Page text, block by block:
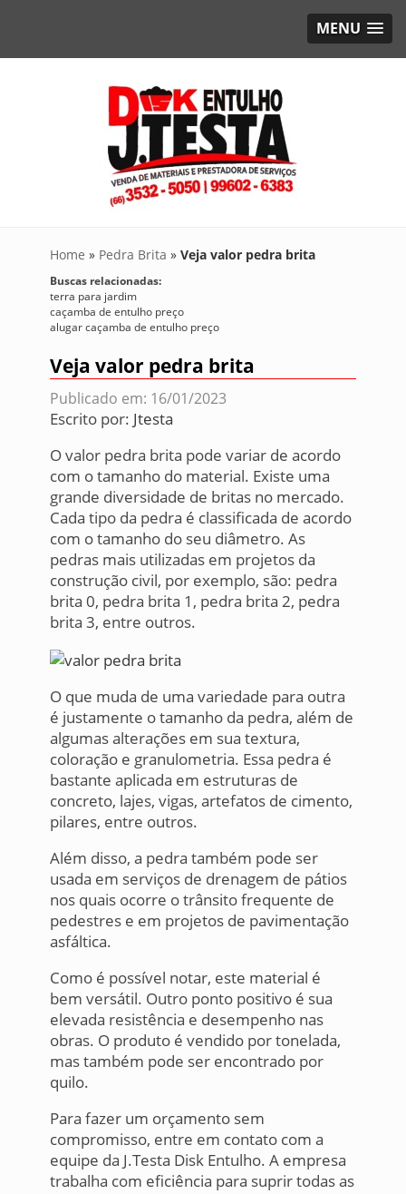
MENU
Home » Pedra Brita » Veja valor pedra brita
Buscas relacionadas:
terra para jardim
caçamba de entulho preço
alugar caçamba de entulho preço
Veja valor pedra brita
Publicado em: 16/01/2023
Escrito por: Jtesta
O valor pedra brita pode variar de acordo
com o tamanho do material. Existe uma
grande diversidade de britas no mercado.
Cada tipo da pedra é classificada de acordo
com o tamanho do seu diâmetro. As
pedras mais utilizadas em projetos da
construção civil, por exemplo, são: pedra
brita 0, pedra brita 1, pedra brita 2, pedra
brita 3, entre outros.
O que muda de uma variedade para outra
é justamente o tamanho da pedra, além de
algumas alterações em sua textura,
coloração e granulometria. Essa pedra é
bastante aplicada em estruturas de
concreto, lajes, vigas, artefatos de cimento,
pilares, entre outros.
Além disso, a pedra também pode ser
usada em serviços de drenagem de pátios
nos quais ocorre o trânsito frequente de
pedestres e em projetos de pavimentação
asfáltica.
Como é possível notar, este material é
bem versátil. Outro ponto positivo é sua
elevada resistência e desempenho nas
obras. O produto é vendido por tonelada,
mas também pode ser encontrado por
quilo.
Para fazer um orçamento sem
compromisso, entre em contato com a
equipe da J.Testa Disk Entulho. A empresa
trabalha com eficiência para suprir todas as